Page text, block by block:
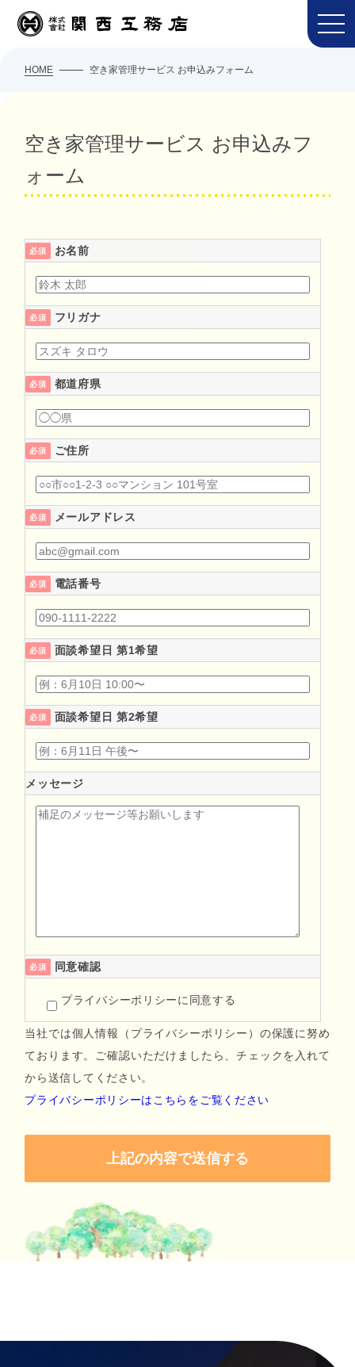
HOME 空き家管理サービス お申込みフォーム
空き家管理サービス お申込みフ
ォーム
必須 お名前
必須 フリガナ
必須 都道府県
必須 ご住所
必須 メールアドレス
必須 電話番号
必須 面談希望日 第1希望
必須 面談希望日 第2希望
メッセージ
必須 同意確認
プライバシーポリシーに同意する
当社では個人情報（プライバシーポリシー）の保護に努め
ております。ご確認いただけましたら、チェックを入れて
から送信してください。
プライバシーポリシーはこちらをご覧ください